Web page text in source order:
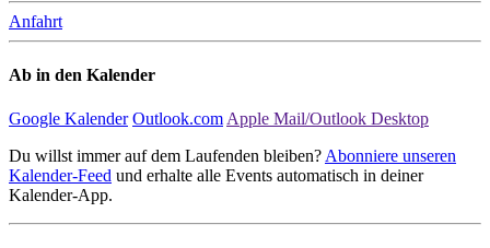
Anfahrt
Ab in den Kalender
Google Kalender Outlook.com Apple Mail/Outlook Desktop
Du willst immer auf dem Laufenden bleiben? Abonniere unseren
Kalender-Feed und erhalte alle Events automatisch in deiner
Kalender-App.